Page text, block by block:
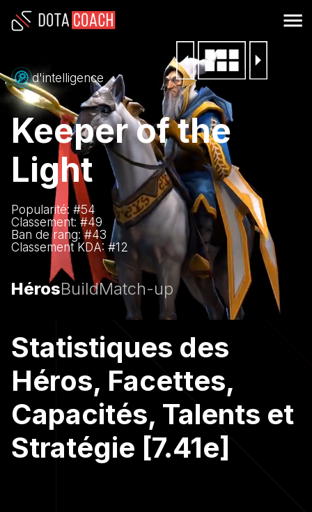
d'intelligence
Keeper of the
Light
Popularité: #54
Classement: #49
Ban de rang: #43
Classement KDA: #12
HérosBuildMatch-up
Statistiques des
Héros, Facettes,
Capacités, Talents et
Stratégie [7.41e]